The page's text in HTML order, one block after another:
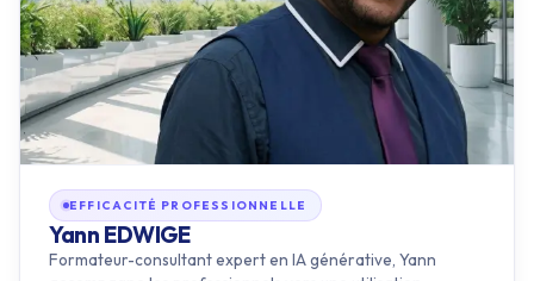
EFFICACITÉ PROFESSIONNELLE
Yann EDWIGE
Formateur-consultant expert en IA générative, Yann
accompagne les professionnels vers une utilisation
efficace, éthique et conforme de l'intelligence artificielle
en entreprise.…
RÉFÉRENCES